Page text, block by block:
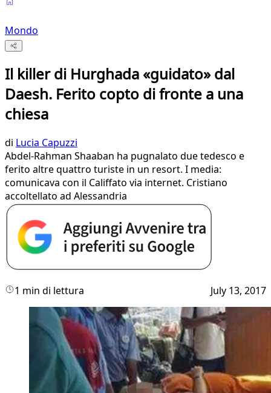
Mondo
Il killer di Hurghada «guidato» dal
Daesh. Ferito copto di fronte a una
chiesa
di Lucia Capuzzi
Abdel-Rahman Shaaban ha pugnalato due tedesco e
ferito altre quattro turiste in un resort. I media:
comunicava con il Califfato via internet. Cristiano
accoltellato ad Alessandria
1 min di lettura July 13, 2017